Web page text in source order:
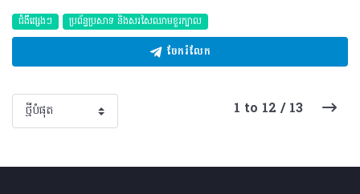
ជំងឺផ្សេងៗ ប្រព័ន្ធប្រសាទ និងសរសៃឈាមខួរក្បាល
ចែករំលែក
1 to 12 / 13